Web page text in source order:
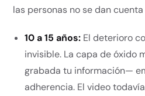
las personas no se dan
10 a 15 años:El deterioro
invisible. La capa de óxido
grabada tu información—
adherencia. El video